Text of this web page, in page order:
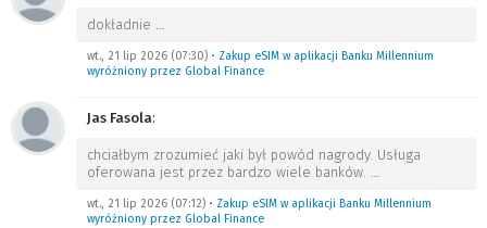
dokładnie …
wt., 21 lip 2026 (07:30) • Zakup eSIM w aplikacji Banku Millennium
wyróżniony przez Global Finance
Jas Fasola:
chciałbym zrozumieć jaki był powód nagrody. Usługa
oferowana jest przez bardzo wiele banków. …
wt., 21 lip 2026 (07:12) • Zakup eSIM w aplikacji Banku Millennium
wyróżniony przez Global Finance